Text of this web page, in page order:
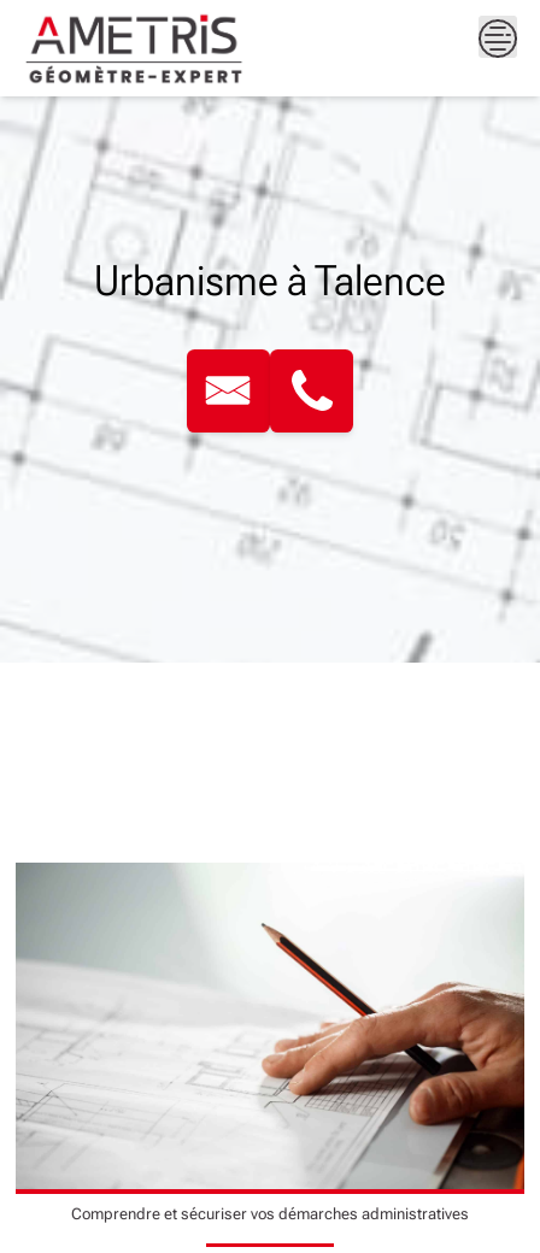
content
Urbanisme à Talence
Comprendre et sécuriser vos démarches administratives